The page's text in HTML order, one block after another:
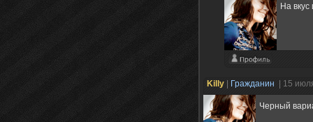
На вкус
Killy Гражданин | 15
Черный